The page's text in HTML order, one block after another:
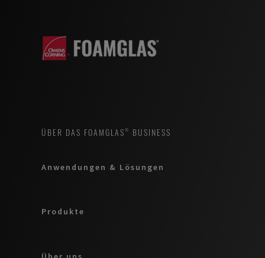
ÜBER DAS FOAMGLAS® BUSINESS
Anwendungen & Lösungen
Produkte